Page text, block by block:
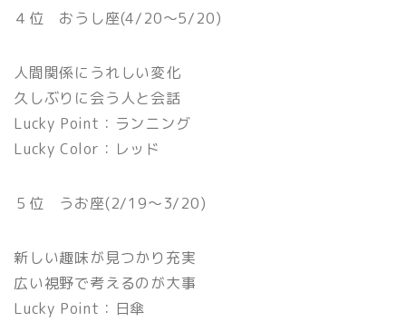
４位 おうし座(4/20〜5/20)
人間関係にうれしい変化
久しぶりに会う人と会話
Lucky Point：ランニング
Lucky Color：レッド
５位 うお座(2/19〜3/20)
新しい趣味が見つかり充実
広い視野で考えるのが大事
Lucky Point：日傘